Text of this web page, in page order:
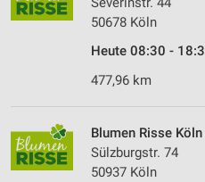
50678 Köln
Heute 08:30 -
477,96 km
Blumen Risse Köln
Sülzburgstr. 74
50937 Köln